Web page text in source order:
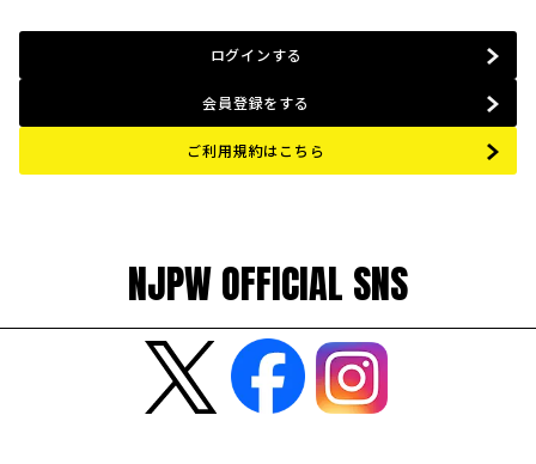
ログインする
会員登録をする
ご利用規約はこちら
NJPW OFFICIAL SNS